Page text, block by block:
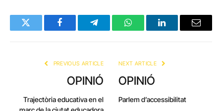
Twitter FacebookTelegramWhatsAppLinkedInEmail
PREVIOUS ARTICLE
OPINIÓ
Trajectòria educativa en el
NEXT ARTICLE
OPINIÓ
Parlem d’accessibilitat